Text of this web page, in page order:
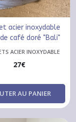
acier inoxydable
café doré "Bali"
ACIER INOXYDABLE
27€
AU PANIER